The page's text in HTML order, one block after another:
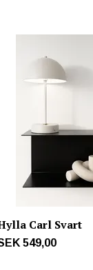
Carl Svart
549,00